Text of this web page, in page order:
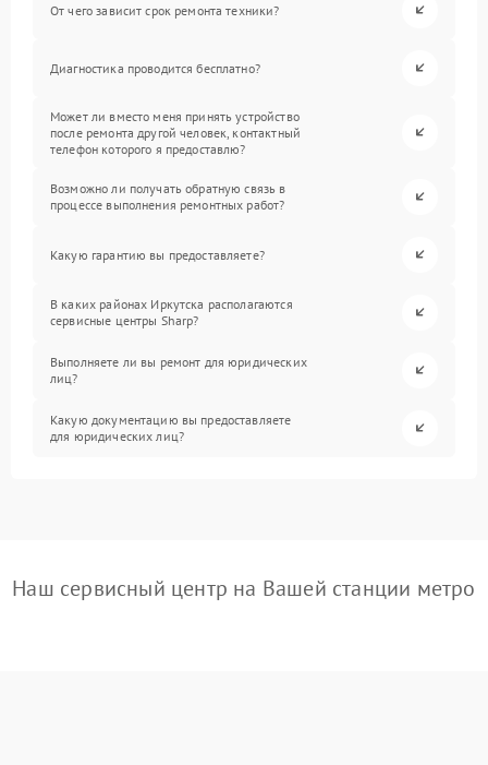
От чего зависит срок ремонта техники?
Диагностика проводится бесплатно?
Может ли вместо меня принять устройство
после ремонта другой человек, контактный
телефон которого я предоставлю?
Возможно ли получать обратную связь в
процессе выполнения ремонтных работ?
Какую гарантию вы предоставляете?
В каких районах Иркутска располагаются
сервисные центры Sharp?
Выполняете ли вы ремонт для юридических
лиц?
Какую документацию вы предоставляете
для юридических лиц?
Наш сервисный центр на Вашей станции метро